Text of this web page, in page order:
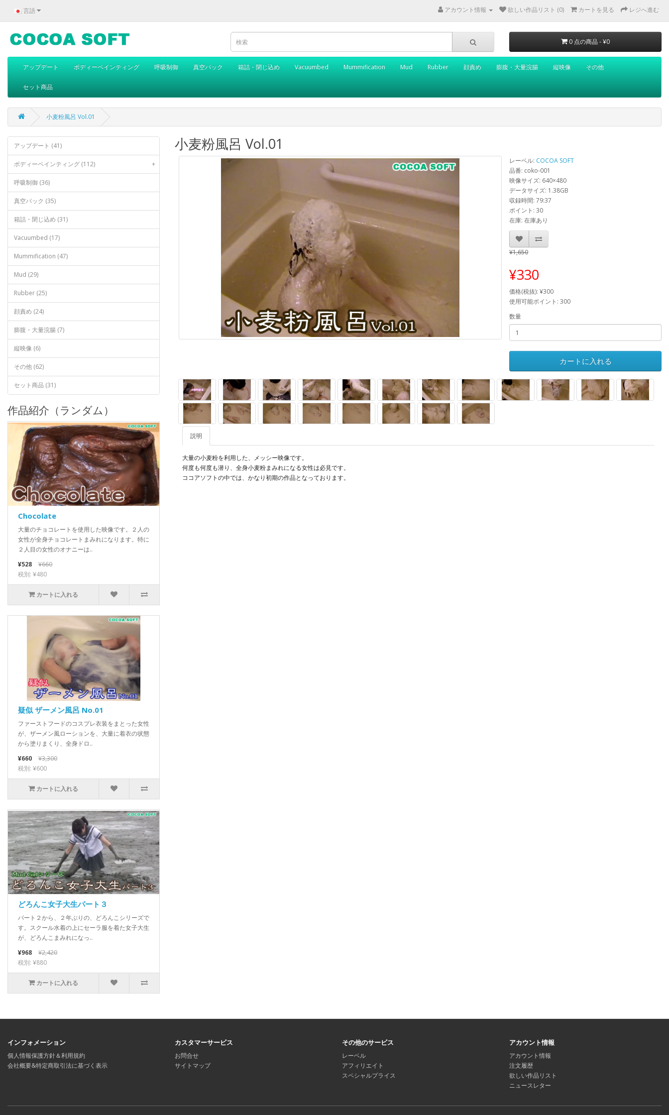
言語 アカウント情報 欲しい作品リスト (0) カートを見る レジへ進む
0 点の商品 - ¥0
アップデート ボディーペインティング 呼吸制御 真空パック 箱詰・閉じ込め Vacuumbed Mummification Mud Rubber 顔責め 膨腹・大量浣腸 縦映像 その他
セット商品
小麦粉風呂 Vol.01
アップデート (41)
ボディーペインティング (112) +
呼吸制御 (36)
真空パック (35)
箱詰・閉じ込め (31)
Vacuumbed (17)
Mummification (47)
Mud (29)
Rubber (25)
顔責め (24)
膨腹・大量浣腸 (7)
縦映像 (6)
その他 (62)
セット商品 (31)
作品紹介（ランダム）
Chocolate
大量のチョコレートを使用した映像です。２人の
女性が全身チョコレートまみれになります。特に
２人目の女性のオナニーは..
¥528
¥660
税別: ¥480
カートに入れる
疑似 ザーメン風呂 No.01
ファーストフードのコスプレ衣装をまとった女性
が、ザーメン風ローションを、大量に着衣の状態
から塗りまくり、全身ドロ..
¥660
¥3,300
税別: ¥600
カートに入れる
どろんこ女子大生パート３
パート２から、２年ぶりの、どろんこシリーズで
す。スクール水着の上にセーラ服を着た女子大生
が、どろんこまみれになっ..
¥968
¥2,420
税別: ¥880
カートに入れる
小麦粉風呂 Vol.01
レーベル: COCOA SOFT
品番: coko-001
映像サイズ: 640×480
データサイズ: 1.38GB
収録時間: 79:37
ポイント: 30
在庫: 在庫あり
¥1,650
¥330
価格(税抜): ¥300
使用可能ポイント: 300
数量
カートに入れる
説明
大量の小麦粉を利用した、メッシー映像です。
何度も何度も潜り、全身小麦粉まみれになる女性は必見です。
ココアソフトの中では、かなり初期の作品となっております。
インフォメーション
個人情報保護方針＆利用規約
会社概要&特定商取引法に基づく表示
カスタマーサービス
お問合せ
サイトマップ
その他のサービス
レーベル
アフィリエイト
スペシャルプライス
アカウント情報
アカウント情報
注文履歴
欲しい作品リスト
ニュースレター